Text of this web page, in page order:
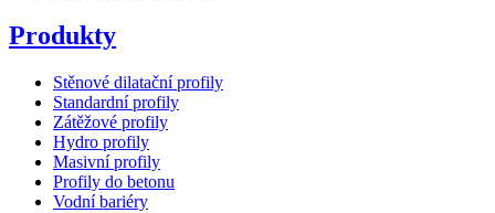
Produkty
Stěnové dilatační profily
Standardní profily
Zátěžové profily
Hydro profily
Masivní profily
Profily do betonu
Vodní bariéry